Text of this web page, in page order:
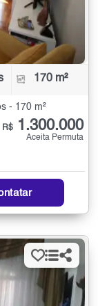
170 m²
- 170 m²
R$ 1.300.000
Aceita Permuta